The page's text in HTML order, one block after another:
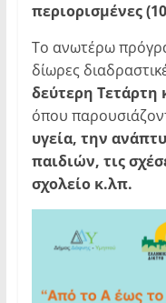
περιορισμένες
Το ανωτέρω
δίωρες
δεύτερη Τετάρτη
όπου
υγεία, την
παιδιών, τις
σχολείο κ.λπ.